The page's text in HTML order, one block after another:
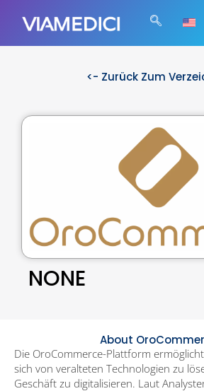
<- Zurück Zum
NONE
About
Die OroCommerce-Plattform
sich von veralteten Technologien zu
Geschäft zu digitalisieren. Laut